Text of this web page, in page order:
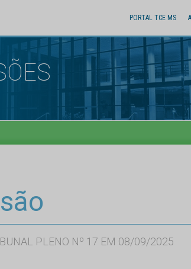
PORTAL TCE MS
PLENO Nº 17 EM 08/09/2025